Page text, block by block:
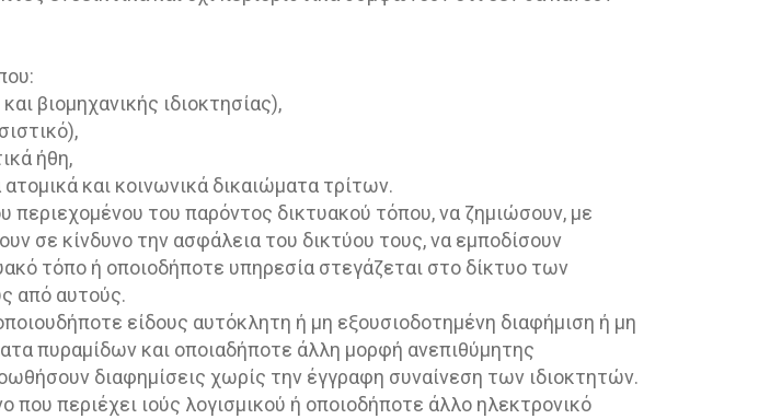
βιομηχανικής ιδιοκτησίας),
ήθη,
και κοινωνικά δικαιώματα τρίτων.
του παρόντος δικτυακού τόπου, να ζημιώσουν, με
σε κίνδυνο την ασφάλεια του δικτύου τους, να εμποδίσουν
τόπο ή οποιοδήποτε υπηρεσία στεγάζεται στο δίκτυο των
από αυτούς.
είδους αυτόκλητη ή μη εξουσιοδοτημένη διαφήμιση ή μη
πυραμίδων και οποιαδήποτε άλλη μορφή ανεπιθύμητης
διαφημίσεις χωρίς την έγγραφη συναίνεση των ιδιοκτητών.
περιέχει ιούς λογισμικού ή οποιοδήποτε άλλο ηλεκτρονικό